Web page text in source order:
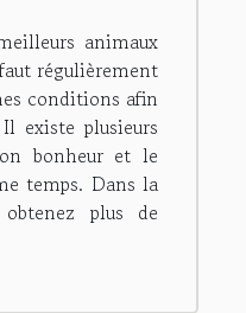
animaux
régulièrement
conditions afin
existe plusieurs
bonheur et le
temps. Dans la
plus de